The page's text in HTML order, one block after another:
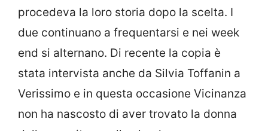
procedeva la loro storia dopo la scelta. I
due continuano a frequentarsi e nei week
end si alternano. Di recente la copia è
stata intervista anche da Silvia Toffanin a
Verissimo e in questa occasione Vicinanza
non ha nascosto di aver trovato la donna